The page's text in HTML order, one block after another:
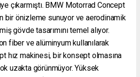
çıkarmıştı. BMW Motorrad Concept
bir önizleme sunuyor ve aerodinamik
gövde tasarımını temel alıyor.
fiber ve alüminyum kullanılarak
hız makinesi, bir konsept olmasına
uzakta görünmüyor. Yüksek